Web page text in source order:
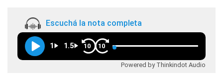
Escuchá la nota completa
1 1.5 10 10
Powered by Thinkindot Audio